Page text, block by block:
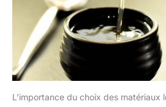
L’importance du choix des matériaux